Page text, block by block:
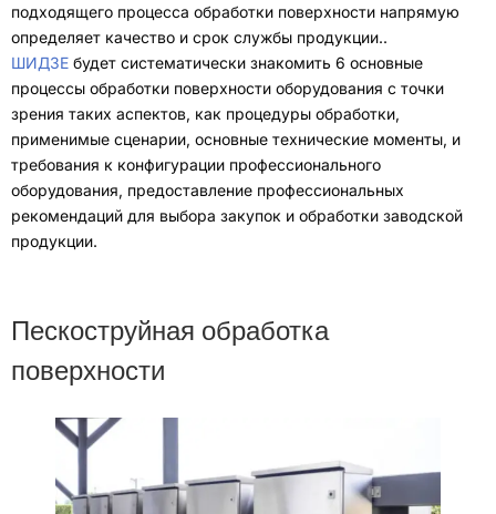
подходящего процесса обработки поверхности напрямую
определяет качество и срок службы продукции.
ШИДЗЕ будет систематически знакомить 6 основные
процессы обработки поверхности оборудования с точки
зрения таких аспектов, как процедуры обработки
применимые сценарии основные технические моменты и
требования к конфигурации профессионального
оборудования предоставление профессиональных
рекомендаций для выбора закупок и обработки заводской
продукции
Пескоструйная обработка
поверхности